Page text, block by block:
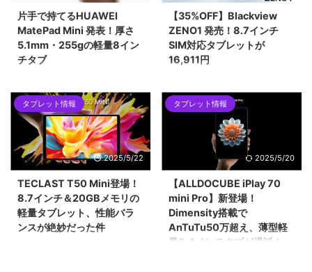
異的なスペックについて解説して
います。ハイエンドな小型タブレ
ットを求めるユーザーにとって、
2026年現在の最有力候補となる1
台です。
片手で持てるHUAWEI
MatePad Mini 発表！厚さ
5.1mm・255gの軽量8イン
チタブ
インチのOLEDディスプレイを搭
載し、厚さ5.1mm・255gの超軽
量設計が特徴。SIM通話や66W急
速充電にも対応。他社8インチタ
ブレット（ALLDOCUBE、
HEADWOLF、TECLAST）との
厚み・重量比較も紹介します。
【35%OFF】Blackview
ZENO1 発売！8.7インチ
SIM対応タブレットが
16,911円
「ZENO1」が日本発売。8.7イン
チSIM対応、UNISOC T615搭
載、18GBメモリ＋256GBストレ
ージ、6,000mAhバッテリー、自
立スタンド内蔵。通常25,999円
がセールで16,911円（税込）に。
タブレット情報
2025/5/22
TECLAST T50 Mini登場！
8.7インチ＆20GBメモリの
軽量タブレット、性能バラ
ンスが絶妙だった件
タブレット情報
2025/5/20
【ALLDOCUBE iPlay 70
mini Pro】新登場！
Dimensity搭載で
AnTuTu50万超え、薄型軽
量8.4インチタブが爆誕！